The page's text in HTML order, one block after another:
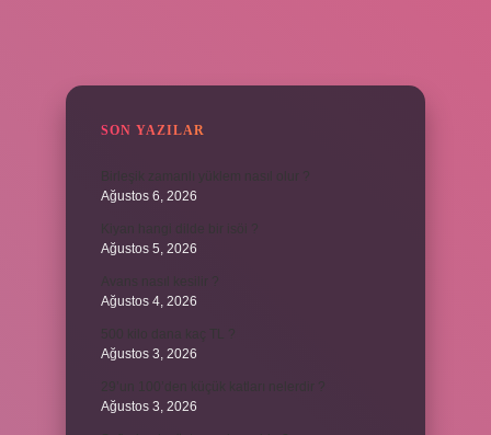
SON YAZILAR
Ağustos 6, 2026
Ağustos 5, 2026
Ağustos 4, 2026
Ağustos 3, 2026
Ağustos 3, 2026